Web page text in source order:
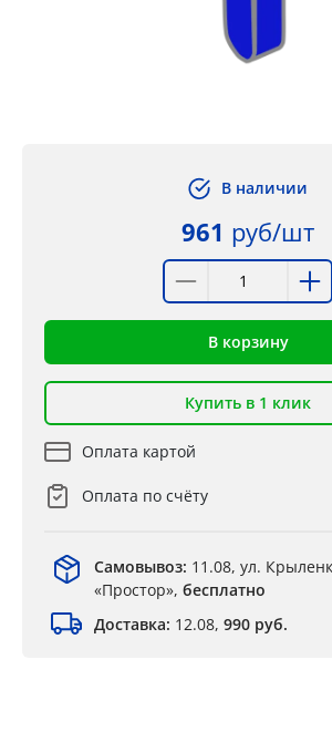
В наличии
961 руб/шт
В корзину
Купить в 1 клик
Оплата картой
Оплата по счёту
Самовывоз: 11.08, ул.
«Простор», бесплатно
Доставка: 12.08, 990 руб.